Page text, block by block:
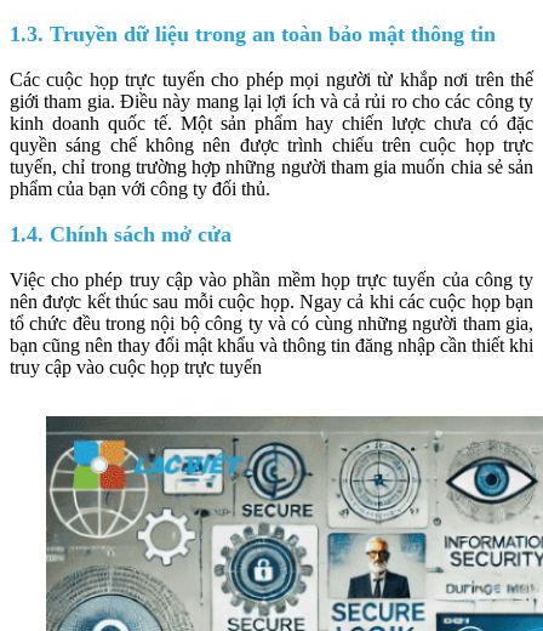
1.3. Truyền dữ liệu trong an toàn bảo mật thông tin
Các cuộc họp trực tuyến cho phép mọi người từ khắp nơi trên thế
giới tham gia. Điều này mang lại lợi ích và cả rủi ro cho các công ty
kinh doanh quốc tế. Một sản phẩm hay chiến lược chưa có đặc
quyền sáng chế không nên được trình chiếu trên cuộc họp trực
tuyến, chỉ trong trường hợp những người tham gia muốn chia sẻ sản
phẩm của bạn với công ty đối thủ.
1.4. Chính sách mở cửa
Việc cho phép truy cập vào phần mềm họp trực tuyến của công ty
nên được kết thúc sau mỗi cuộc họp. Ngay cả khi các cuộc họp bạn
tổ chức đều trong nội bộ công ty và có cùng những người tham gia,
bạn cũng nên thay đổi mật khẩu và thông tin đăng nhập cần thiết khi
truy cập vào cuộc họp trực tuyến